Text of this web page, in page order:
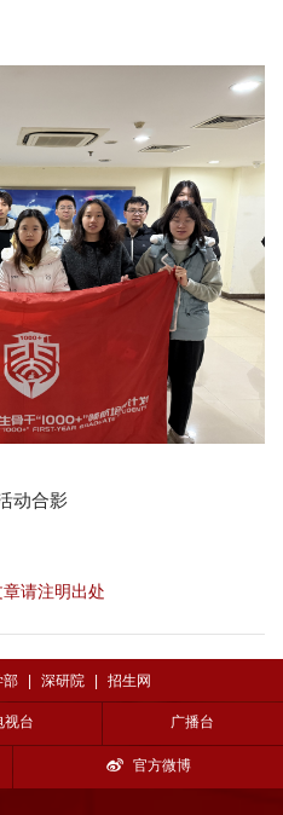
动合影
请注明出处
部 深研院 招生网
视台 广播台
官方微博